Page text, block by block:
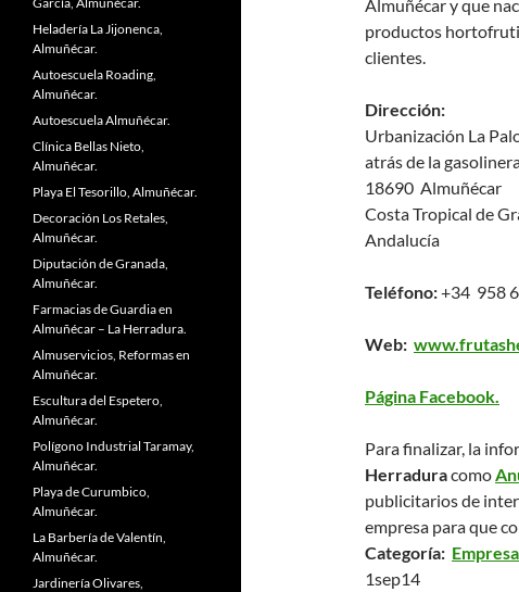
Almuñécar y que
productos
clientes.
Dirección:
Urbanización La
atrás de la
18690 Almuñécar
Costa Tropical de
Andalucía
Teléfono:+34 958
Web:
Página Facebook.
Para finalizar, la
Herraduracomo
publicitarios de
empresa para que
Categoría:
1sep14
Heladería La Jijonenca,
Almuñécar.
Autoescuela Roading,
Almuñécar.
Autoescuela Almuñécar.
Clínica Bellas Nieto,
Almuñécar.
Playa El Tesorillo, Almuñécar.
Decoración Los Retales,
Almuñécar.
Diputación de Granada,
Almuñécar.
Farmacias de Guardia en
Almuñécar – La Herradura.
Almuservicios, Reformas en
Almuñécar.
Escultura del Espetero,
Almuñécar.
Polígono Industrial Taramay,
Almuñécar.
Playa de Curumbico,
Almuñécar.
La Barbería de Valentín,
Almuñécar.
Jardinería Olivares,